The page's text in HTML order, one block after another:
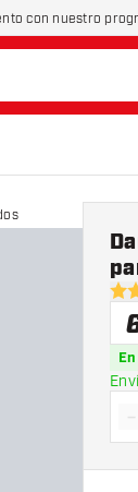
con nuestro
4.3
-